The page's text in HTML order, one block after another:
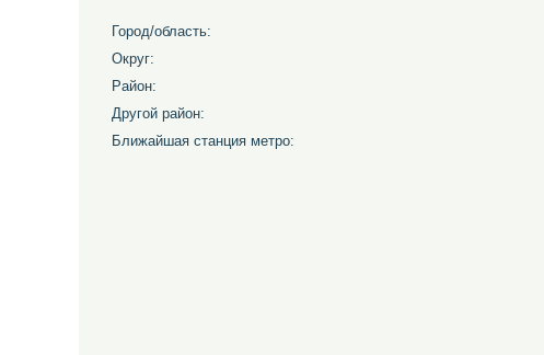
Город/область:
Округ:
Район:
Другой район:
Ближайшая станция метро: